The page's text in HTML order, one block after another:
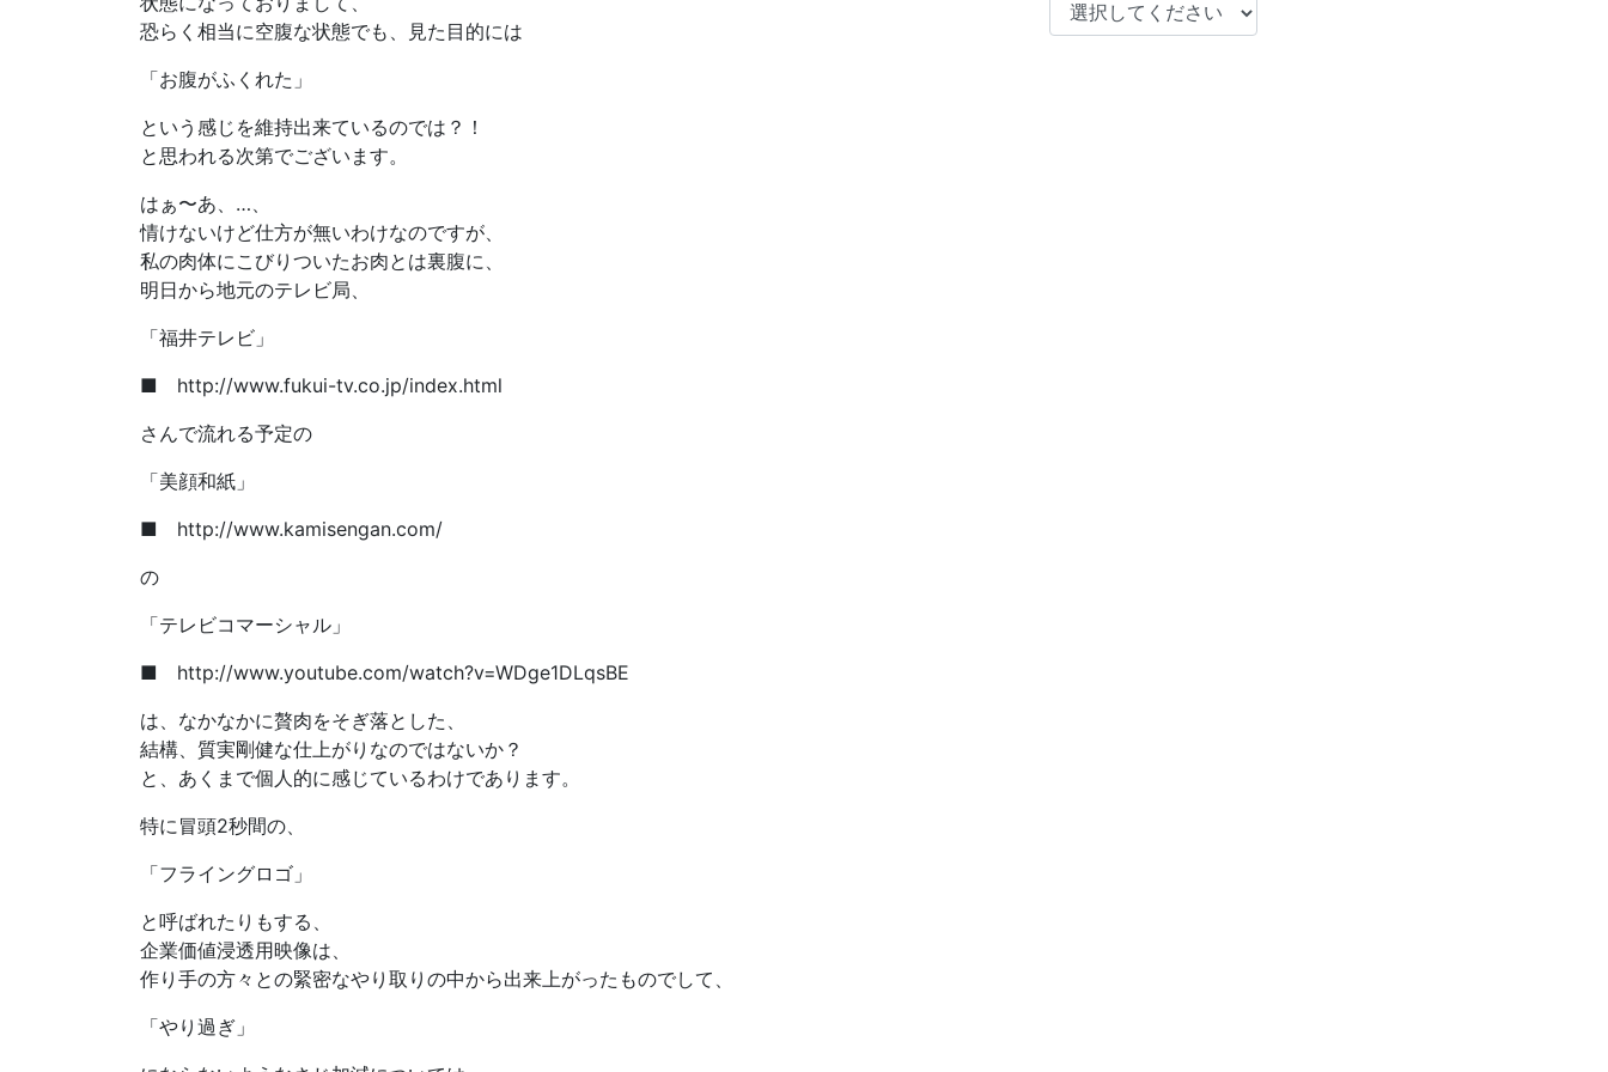
恐らく相当に空腹な状態でも、見た目的には
「お腹がふくれた」
という感じを維持出来ているのでは？！
と思われる次第でございます。
はぁ〜あ、…、
情けないけど仕方が無いわけなのですが、
私の肉体にこびりついたお肉とは裏腹に、
明日から地元のテレビ局、
「福井テレビ」
■ http://www.fukui-tv.co.jp/index.html
さんで流れる予定の
「美顔和紙」
■ http://www.kamisengan.com/
の
「テレビコマーシャル」
■ http://www.youtube.com/watch?v=WDge1DLqsBE
は、なかなかに贅肉をそぎ落とした、
結構、質実剛健な仕上がりなのではないか？
と、あくまで個人的に感じているわけであります。
特に冒頭2秒間の、
「フライングロゴ」
と呼ばれたりもする、
企業価値浸透用映像は、
作り手の方々との緊密なやり取りの中から出来上がったものでして、
「やり過ぎ」